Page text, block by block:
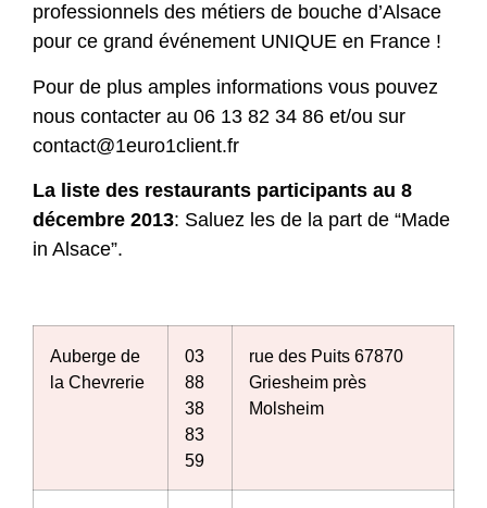
professionnels des métiers de bouche d’Alsace
pour ce grand événement UNIQUE en France !
Pour de plus amples informations vous pouvez
nous contacter au 06 13 82 34 86 et/ou sur
contact@1euro1client.fr
La liste des restaurants participants au 8
décembre 2013: Saluez les de la part de “Made
in Alsace”.
Auberge de
la Chevrerie
03
88
38
83
59
rue des Puits 67870
Griesheim près
Molsheim